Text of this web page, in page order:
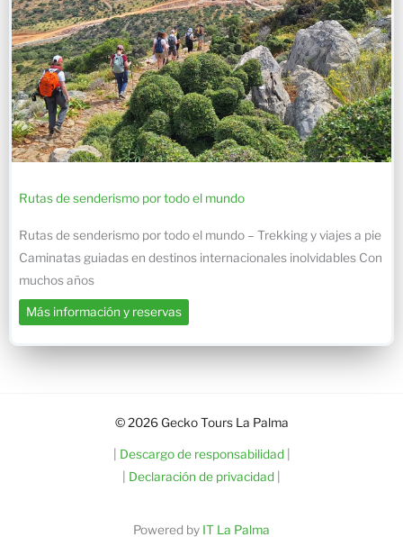
Rutas de senderismo por todo el mundo
Rutas de senderismo por todo el mundo – Trekking y viajes a pie
Caminatas guiadas en destinos internacionales inolvidables Con
muchos años
Más información y reservas
© 2026 Gecko Tours La Palma
Descargo de responsabilidad|
Declaración de privacidad
Powered by IT La Palma